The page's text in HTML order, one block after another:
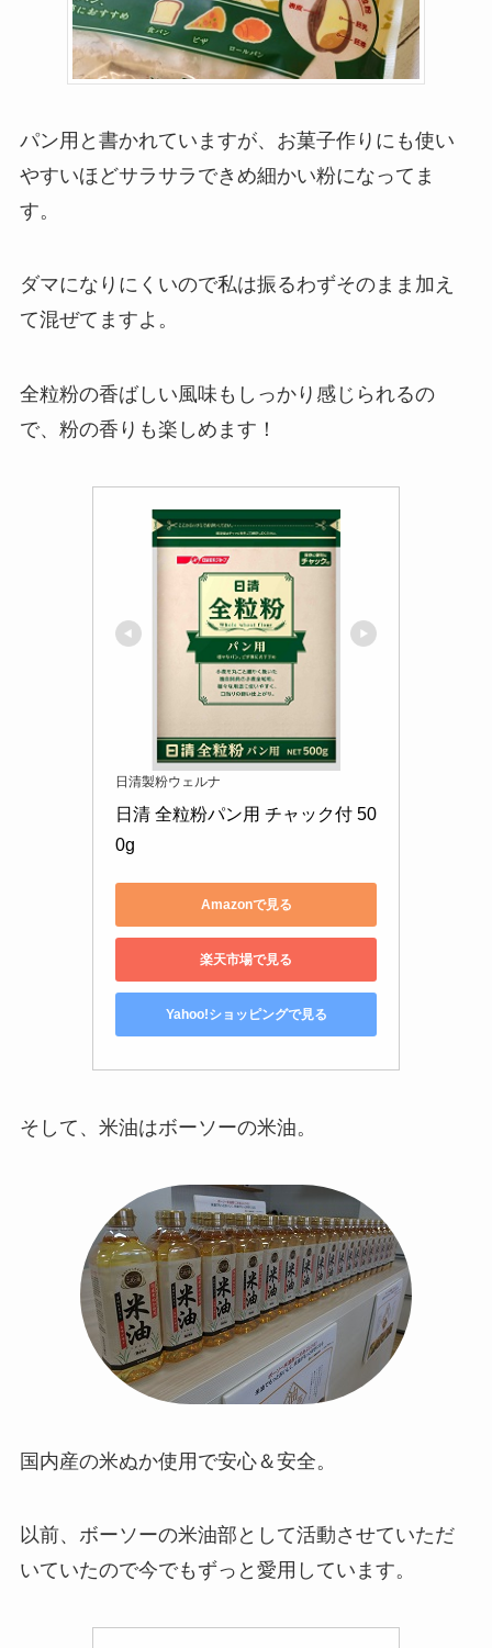
パン用と書かれていますが、お菓子作りにも使い
やすいほどサラサラできめ細かい粉になってま
す。
ダマになりにくいので私は振るわずそのまま加え
て混ぜてますよ。
全粒粉の香ばしい風味もしっかり感じられるの
で、粉の香りも楽しめます！
日清製粉ウェルナ
日清 全粒粉パン用 チャック付 50
0g
Amazonで見る
楽天市場で見る
Yahoo!ショッピングで見る
そして、米油はボーソーの米油。
国内産の米ぬか使用で安心＆安全。
以前、ボーソーの米油部として活動させていただ
いていたので今でもずっと愛用しています。